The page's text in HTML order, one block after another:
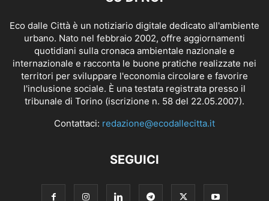
Eco dalle Città è un notiziario digitale dedicato all'ambiente
urbano. Nato nel febbraio 2002, offre aggiornamenti
quotidiani sulla cronaca ambientale nazionale e
internazionale e racconta le buone pratiche realizzate nei
territori per sviluppare l'economia circolare e favorire
l'inclusione sociale. È una testata registrata presso il
tribunale di Torino (iscrizione n. 58 del 22.05.2007).
Contattaci: redazione@ecodallecitta.it
SEGUICI